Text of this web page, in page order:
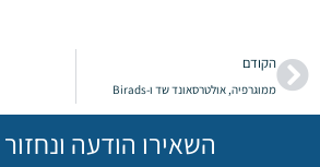
הקודם
ממוגרפיה, אולטרסאונד שד ו-Birads
השאירו הודעה